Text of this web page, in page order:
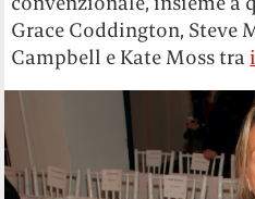
Grace Coddington, Steve
Campbell e Kate Moss tra